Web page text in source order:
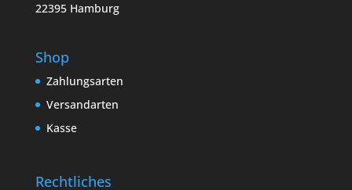
22395 Hamburg
Shop
Zahlungsarten
Versandarten
Kasse
Rechtliches